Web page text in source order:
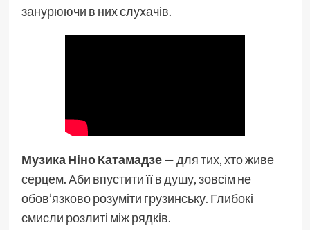
занурюючи в них слухачів.
Музика Ніно Катамадзе— для тих, хто живе
серцем. Аби впустити її в душу, зовсім не
обов’язково розуміти грузинську. Глибокі
смисли розлиті між рядків.